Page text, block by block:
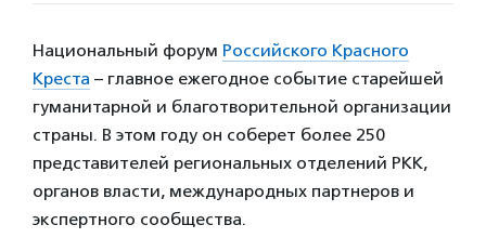
Национальный форум Российского Красного
Креста – главное ежегодное событие старейшей
гуманитарной и благотворительной организации
страны. В этом году он соберет более 250
представителей региональных отделений РКК,
органов власти, международных партнеров и
экспертного сообщества.